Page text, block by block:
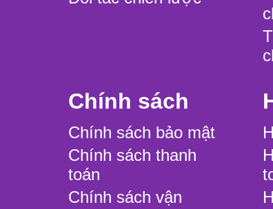
Chính sách
Chính sách bảo mật
Chính sách thanh
toán
Chính sách vận